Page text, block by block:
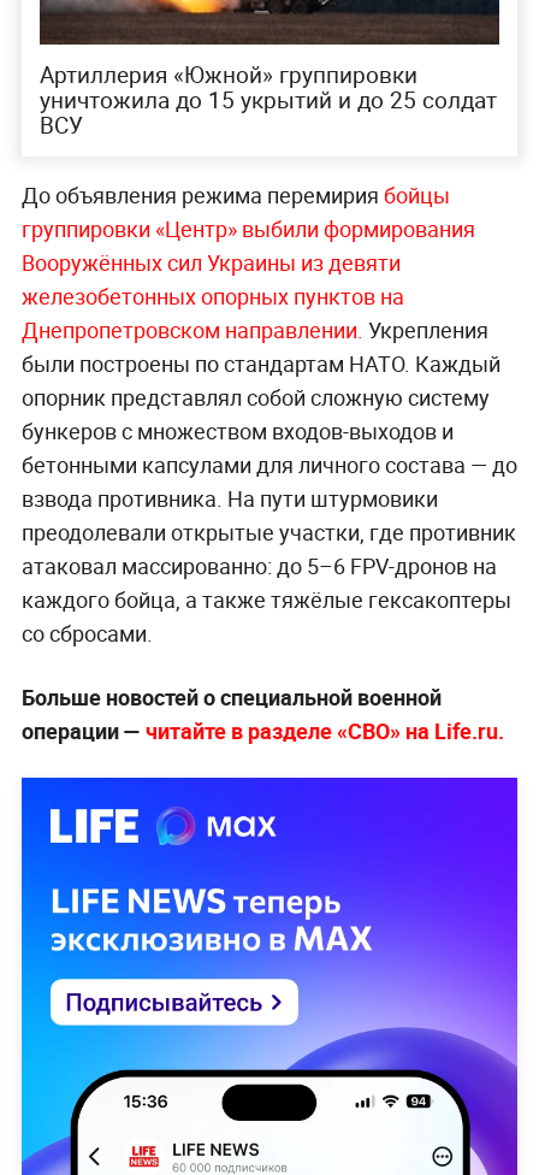
Артиллерия «Южной» группировки
уничтожила до 15 укрытий и до 25 солдат
ВСУ
До объявления режима перемирия бойцы
группировки «Центр» выбили формирования
Вооружённых сил Украины из девяти
железобетонных опорных пунктов на
Днепропетровском направлении. Укрепления
были построены по стандартам НАТО. Каждый
опорник представлял собой сложную систему
бункеров с множеством входов-выходов и
бетонными капсулами для личного состава — до
взвода противника. На пути штурмовики
преодолевали открытые участки, где противник
атаковал массированно: до 5–6 FPV-дронов на
каждого бойца, а также тяжёлые гексакоптеры
со сбросами.
Больше новостей о специальной военной
операции — читайте в разделе «СВО» на Life.ru.